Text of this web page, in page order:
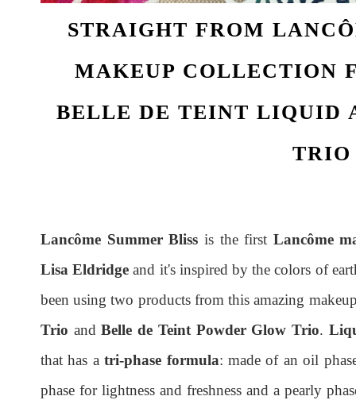
STRAIGHT FROM
MAKEUP COLLECTION
BELLE DE TEINT LIQUID
TRIO
Lancôme Summer Bliss is the first Lancôme
Lisa Eldridge and it's inspired by the colors of
been using two products from this amazing
Trio andBelle de Teint Powder Glow Trio.
that has atri-phase formula: made of an oil
phase for lightness and freshness and a pearly